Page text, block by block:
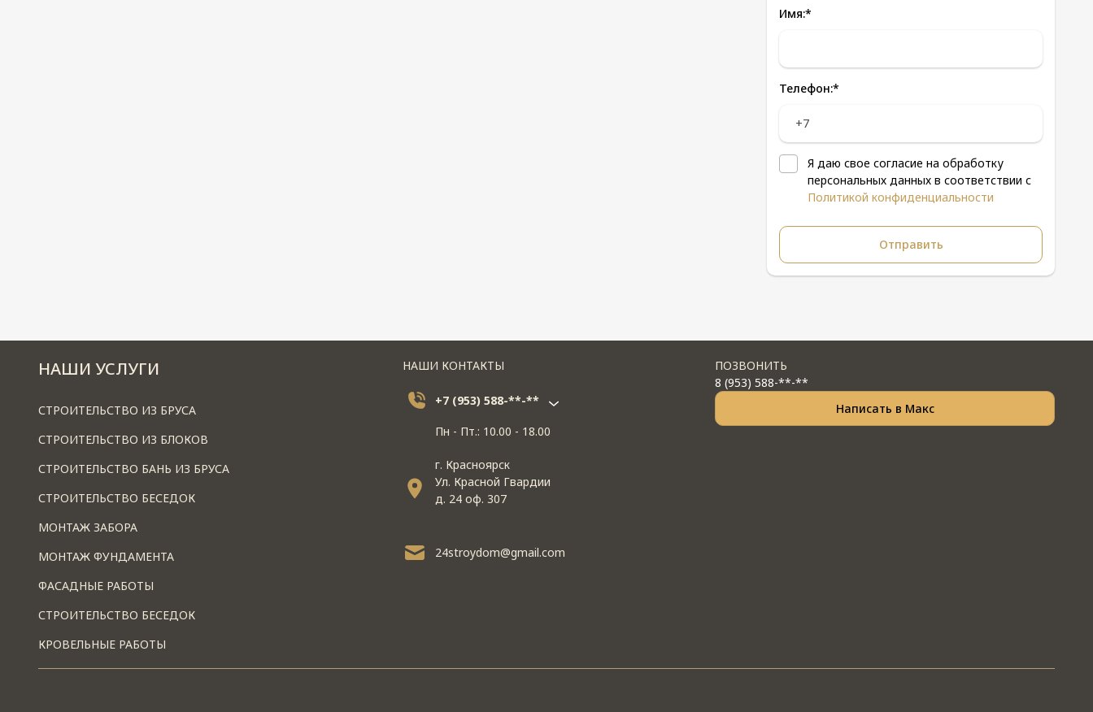
Имя:*
Телефон:*
Я даю свое согласие на обработку
персональных данных в соответствии с
Политикой конфиденциальности
НАШИ УСЛУГИ
СТРОИТЕЛЬСТВО ИЗ БРУСА
СТРОИТЕЛЬСТВО ИЗ БЛОКОВ
СТРОИТЕЛЬСТВО БАНЬ ИЗ БРУСА
СТРОИТЕЛЬСТВО БЕСЕДОК
МОНТАЖ ЗАБОРА
МОНТАЖ ФУНДАМЕНТА
ФАСАДНЫЕ РАБОТЫ
СТРОИТЕЛЬСТВО БЕСЕДОК
КРОВЕЛЬНЫЕ РАБОТЫ
НАШИ КОНТАКТЫ
+7 (953) 588-**-**
Пн - Пт.: 10.00 - 18.00
г. Красноярск
Ул. Красной Гвардии
д. 24 оф. 307
24stroydom@gmail.com
ПОЗВОНИТЬ
8 (953) 588-**-**
Написать в Макс